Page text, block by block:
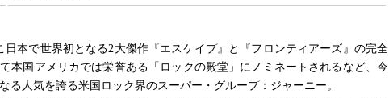
日本で世界初となる2大傑作『エスケイプ』と『フロンティアーズ』の完全
本国アメリカでは栄誉ある「ロックの殿堂」にノミネートされるなど、今
る人気を誇る米国ロック界のスーパー・グループ：ジャーニー。